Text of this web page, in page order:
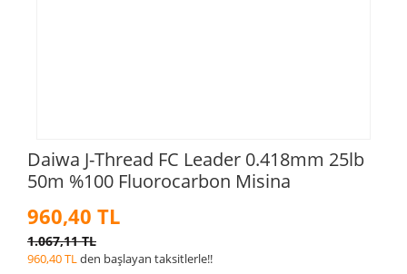
Daiwa J-Thread FC Leader 0.418mm 25lb
50m %100 Fluorocarbon Misina
960,40 TL
1.067,11 TL
960,40 TLden başlayan taksitlerle!!